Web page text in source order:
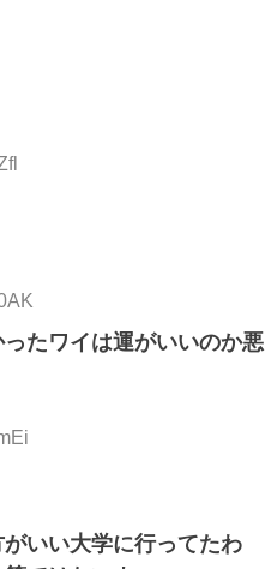
たワイは運がいいのか悪
いい大学に行ってたわ